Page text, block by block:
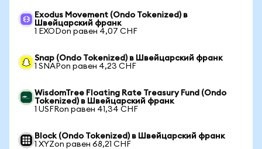
Exodus Movement (Ondo Tokenized) в
Швейцарский франк
1 EXODon равен 4,07 CHF
Snap (Ondo Tokenized) в Швейцарский франк
1 SNAPon равен 4,23 CHF
WisdomTree Floating Rate Treasury Fund (Ondo
Tokenized) в Швейцарский франк
1 USFRon равен 41,34 CHF
Block (Ondo Tokenized) в Швейцарский франк
1 XYZon равен 68,21 CHF